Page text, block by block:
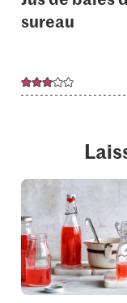
sureau